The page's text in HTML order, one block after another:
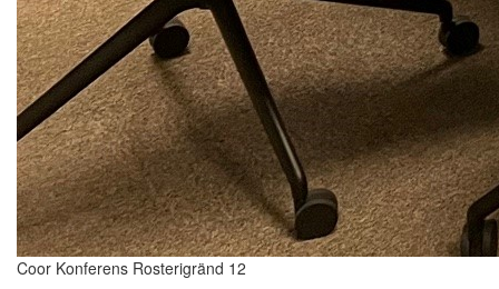
Coor Konferens Rosterigränd 12